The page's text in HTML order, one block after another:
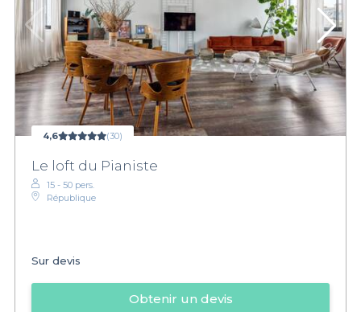
4,6 (30)
Le loft du Pianiste
15 - 50 pers.
République
Sur devis
Obtenir un devis